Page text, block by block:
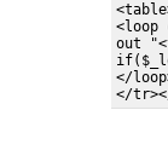
<loop
out
</